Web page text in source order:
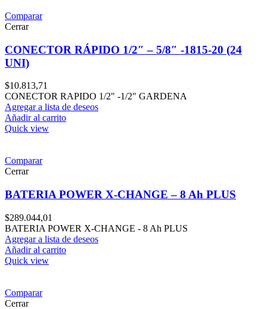
Comparar
Cerrar
CONECTOR RÁPIDO 1/2″ – 5/8″ -1815-20 (24
UNI)
$10.813,71
CONECTOR RAPIDO 1/2" -1/2" GARDENA
Agregar a lista de deseos
Añadir al carrito
Quick view
Comparar
Cerrar
BATERIA POWER X-CHANGE – 8 Ah PLUS
$289.044,01
BATERIA POWER X-CHANGE - 8 Ah PLUS
Agregar a lista de deseos
Añadir al carrito
Quick view
Comparar
Cerrar